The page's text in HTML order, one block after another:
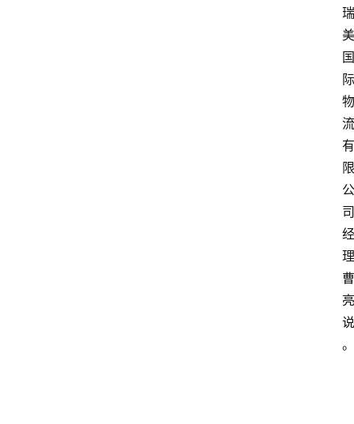
瑞
美
国
际
物
流
有
限
公
司
经
理
曹
亮
说
。